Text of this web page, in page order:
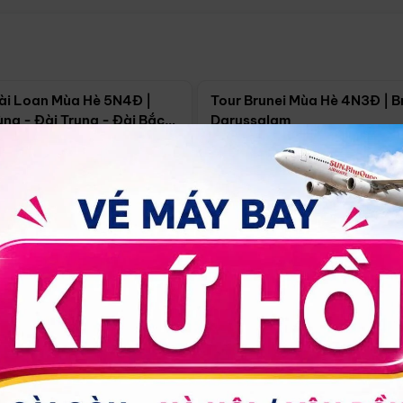
Loan Mùa Hè 5N4Đ |
- Đài Trung - Đài Bắc
18/09
Tour Brunei Mùa Hè 4N3Đ |
Darussalam
Hồ Chí Minh 4N3Đ
30/08 17/09 24/09
14.499.000đ Xem chi